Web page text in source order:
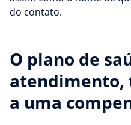
do contato.
O plano de
a uma